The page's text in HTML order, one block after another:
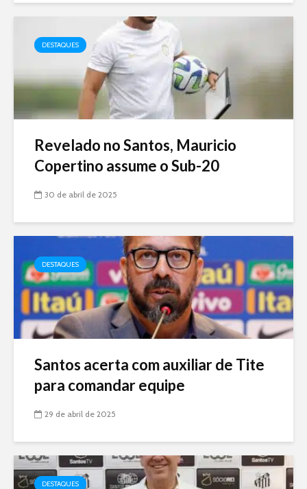
DESTAQUES
Revelado no Santos, Mauricio
Copertino assume o Sub-20
30 de abril de 2025
DESTAQUES
Santos acerta com auxiliar de Tite
para comandar equipe
29 de abril de 2025
DESTAQUES